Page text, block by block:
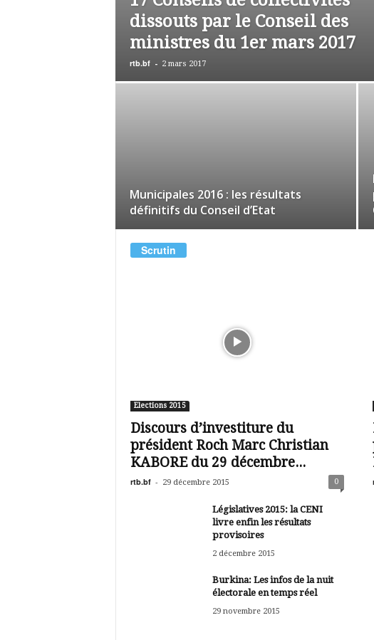
i
dissouts par le Conseil des
ministres du 1er mars 2017
rtb.bf - 2 mars 2017
Municipales 2016 : les résultats
définitifs du Conseil d’Etat
Scrutin
Elections 2015
Discours d’investiture du
président Roch Marc Christian
KABORE du 29 décembre...
rtb.bf - 29 décembre 2015 0
Législatives 2015: la CENI
livre enfin les résultats
provisoires
2 décembre 2015
Burkina: Les infos de la nuit
électorale en temps réel
29 novembre 2015